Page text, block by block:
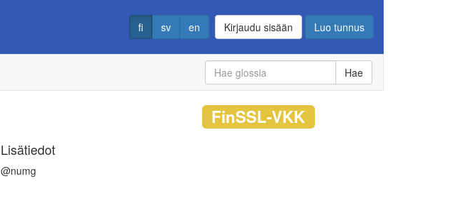
fi sv en Kirjaudu sisään Luo tunnus
Hae
FinSSL-VKK
Lisätiedot
@numg